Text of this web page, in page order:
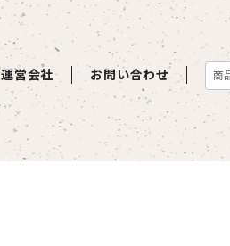
運営会社 お問い合わせ